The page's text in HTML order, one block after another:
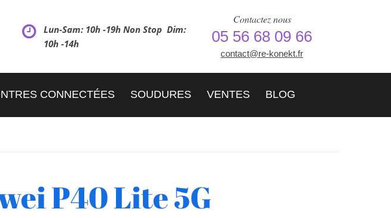
Lun-Sam: 10h -19h Non Stop Dim:
10h -14h
Contactez nous
05 56 68 09 66
contact@re-konekt.fr
CONNECTÉES SOUDURES VENTES BLOG
P40 Lite 5G